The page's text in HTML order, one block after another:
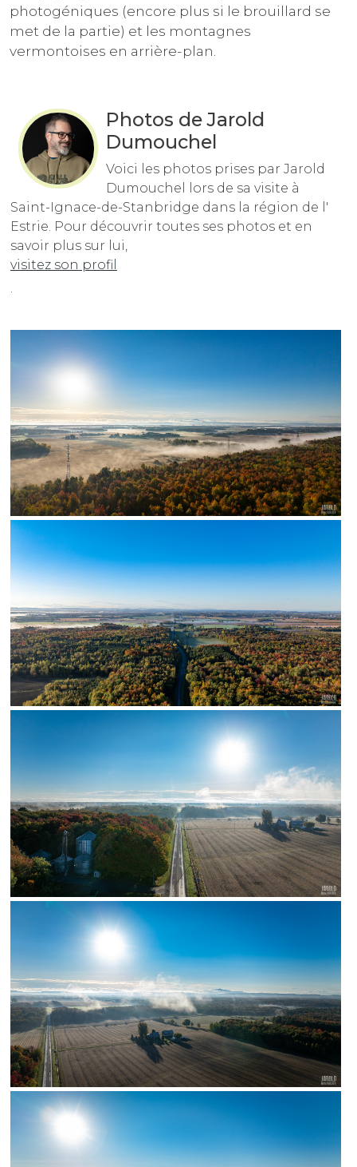
photogéniques (encore plus si le brouillard se
met de la partie) et les montagnes
vermontoises en arrière-plan.
Photos de Jarold
Dumouchel
Voici les photos prises par Jarold
Dumouchel lors de sa visite à
Saint-Ignace-de-Stanbridge dans la région de l'
Estrie. Pour découvrir toutes ses photos et en
savoir plus sur lui,
visitez son profil
.